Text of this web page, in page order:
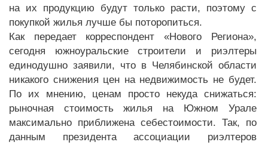
на их продукцию будут только расти, поэтому с
покупкой жилья лучше бы поторопиться.
Как передает корреспондент «Нового Региона»,
сегодня южноуральские строители и риэлтеры
единодушно заявили, что в Челябинской области
никакого снижения цен на недвижимость не будет.
По их мнению, ценам просто некуда снижаться:
рыночная стоимость жилья на Южном Урале
максимально приближена себестоимости. Так, по
данным президента ассоциации риэлтеров